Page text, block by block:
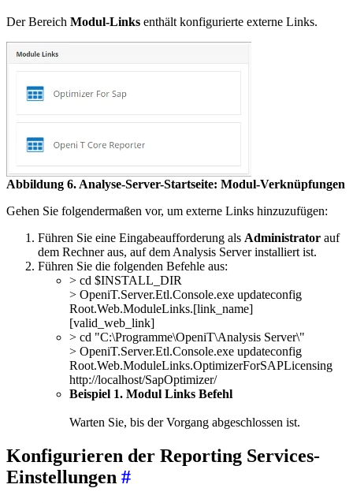
Der Bereich Modul-Links enthält konfigurierte externe Links.
Abbildung 6. Analyse-Server-Startseite: Modul-Verknüpfungen
Gehen Sie folgendermaßen vor, um externe Links hinzuzufügen:
Führen Sie eine Eingabeaufforderung als Administrator auf
dem Rechner aus, auf dem Analysis Server installiert ist.
Führen Sie die folgenden Befehle aus:
> cd $INSTALL_DIR
> OpeniT.Server.Etl.Console.exe updateconfig
Root.Web.ModuleLinks.[link_name]
[valid_web_link]
> cd "C:\Programme\OpeniT\Analysis Server\"
> OpeniT.Server.Etl.Console.exe updateconfig
Root.Web.ModuleLinks.OptimizerForSAPLicensing
http://localhost/SapOptimizer/
Beispiel 1. Modul Links Befehl
Warten Sie, bis der Vorgang abgeschlossen ist.
Konfigurieren der Reporting Services-
Einstellungen #